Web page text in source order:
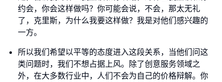
约会，你会这样做吗？你可能会说，不会，那太无礼
了，克里斯，为什么我要这样做？我是对他们感兴趣的
一方。
所以我们希望以平等的态度进入这段关系，当他们问这
类问题时，我们不想占据上风。除了创意服务领域之
外，在大多数行业中，人们不会为自己的价格辩解。你